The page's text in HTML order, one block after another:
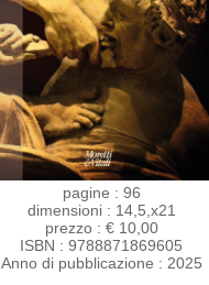
pagine : 96
dimensioni : 14,5,x21
prezzo : € 10,00
ISBN : 9788871869605
Anno di pubblicazione : 2025